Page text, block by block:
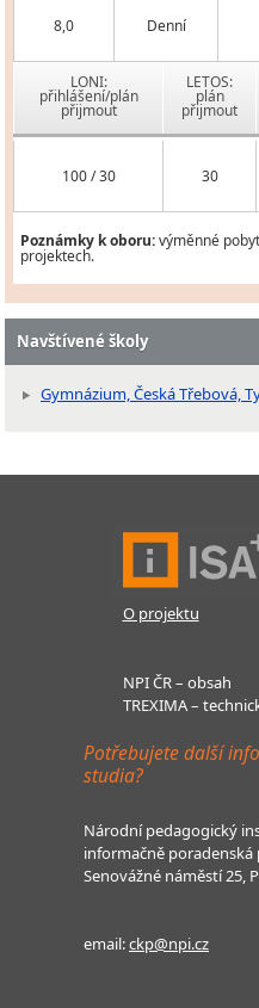
8,0 Denní
LONI:
přihlášení/plán
přijmout
LETOS:
plán
přijmout
100 / 30 30
Poznámky k oboru:výměnné
projektech.
Navštívené školy
Gymnázium, Česká Třebová,
O projektu
NPI ČR – obsah
TREXIMA –
Potřebujete další
studia?
Národní pedagogický
informačně
Senovážné náměstí 25,
email:ckp@npi.cz